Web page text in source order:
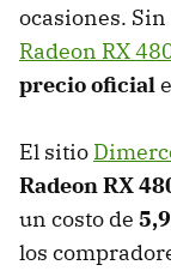
ocasiones.
Radeon RX
precio oficial
El sitio
Radeon RX
un costo de
los